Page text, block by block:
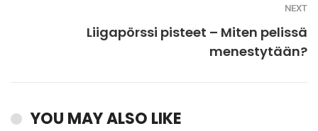
NEXT
Liigapörssi pisteet – Miten pelissä
menestytään?
YOU MAY ALSO LIKE